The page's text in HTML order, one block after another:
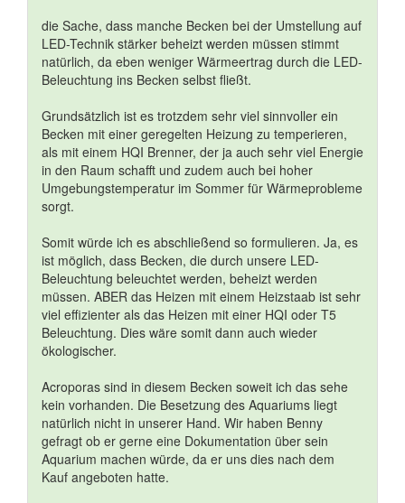
die Sache, dass manche Becken bei der Umstellung auf
LED-Technik stärker beheizt werden müssen stimmt
natürlich, da eben weniger Wärmeertrag durch die LED-
Beleuchtung ins Becken selbst fließt.
Grundsätzlich ist es trotzdem sehr viel sinnvoller ein
Becken mit einer geregelten Heizung zu temperieren,
als mit einem HQI Brenner, der ja auch sehr viel Energie
in den Raum schafft und zudem auch bei hoher
Umgebungstemperatur im Sommer für Wärmeprobleme
sorgt.
Somit würde ich es abschließend so formulieren. Ja, es
ist möglich, dass Becken, die durch unsere LED-
Beleuchtung beleuchtet werden, beheizt werden
müssen. ABER das Heizen mit einem Heizstaab ist sehr
viel effizienter als das Heizen mit einer HQI oder T5
Beleuchtung. Dies wäre somit dann auch wieder
ökologischer.
Acroporas sind in diesem Becken soweit ich das sehe
kein vorhanden. Die Besetzung des Aquariums liegt
natürlich nicht in unserer Hand. Wir haben Benny
gefragt ob er gerne eine Dokumentation über sein
Aquarium machen würde, da er uns dies nach dem
Kauf angeboten hatte.